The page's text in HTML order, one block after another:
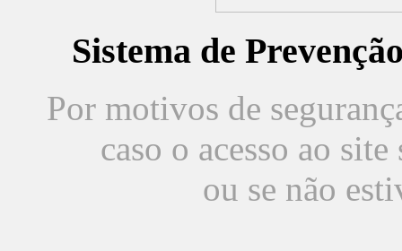
Sistema de
Por motivos de
caso o acesso ao
ou se não